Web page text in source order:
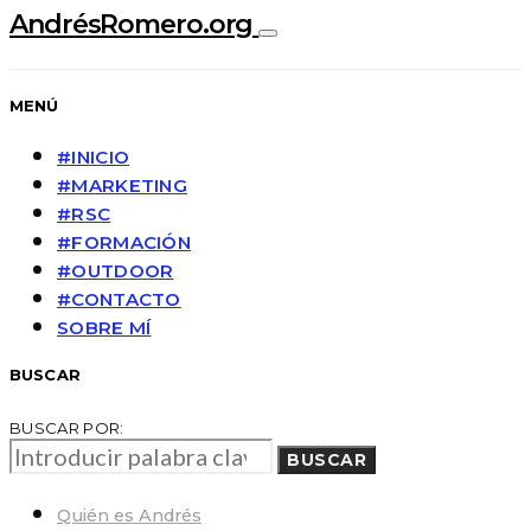
AndrésRomero.org
MENÚ
#INICIO
#MARKETING
#RSC
#FORMACIÓN
#OUTDOOR
#CONTACTO
SOBRE MÍ
BUSCAR
BUSCAR POR:
BUSCAR
Quién es Andrés